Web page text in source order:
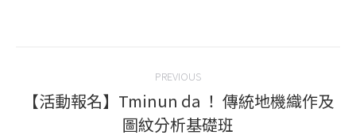
navigation
PREVIOUS
Previous
【活動報名】Tminun da ！ 傳統地機織作及
圖紋分析基礎班